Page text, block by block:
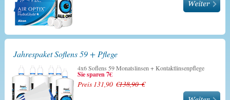
Jahrespaket Soflens 59 + Pflege
4x6 Soflens 59 Monatslinsen + Kontaktlinsenpflege
Sie sparen 7€
Preis 131,90 €138,90 €